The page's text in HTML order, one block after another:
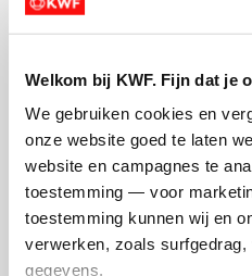
Welkom bij KWF. Fijn dat je
We gebruiken cookies en
onze website goed te laten
website en campagnes te
toestemming — voor
toestemming kunnen wij en
verwerken, zoals
gegevens.